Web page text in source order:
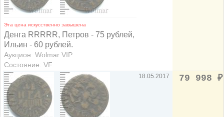
Эта цена искусственно завышена
Денга RRRRR, Петров - 75 рублей,
Ильин - 60 рублей.
Аукцион: Wolmar VIP
Состояние: VF
18.05.2017 79 998 ₽